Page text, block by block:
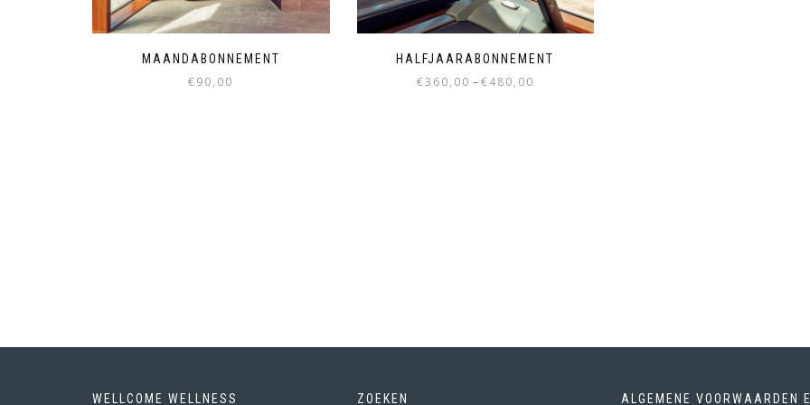
MAANDABONNEMENT
€90,00
HALFJAARABONNEMENT
€360,00 –€480,00
WELLCOME WELLNESS ZOEKEN
ALGEMENE VOORWAARDEN